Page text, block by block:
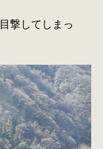
撃してしまっ